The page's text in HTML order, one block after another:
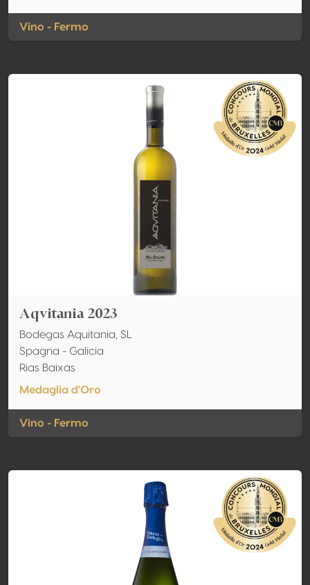
Vino - Fermo
Aqvitania 2023
Bodegas Aquitania, SL
Spagna - Galicia
Rias Baixas
Medaglia d'Oro
Vino - Fermo